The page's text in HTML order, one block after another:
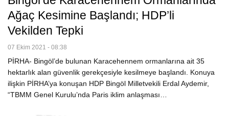
Ağaç Kesimine Başlandı; HDP’li
Vekilden Tepki
07 Ekim 2021 - 08:38
PİRHA- Bingöl’de bulunan Karacehennem ormanlarına ait 35
hektarlık alan güvenlik gerekçesiyle kesilmeye başlandı. Konuya
ilişkin PİRHA’ya konuşan HDP Bingöl Milletvekili Erdal Aydemir,
“TBMM Genel Kurulu’nda Paris iklim anlaşması…